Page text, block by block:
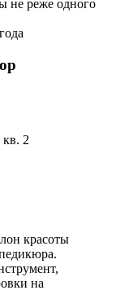
не реже одного
кв. 2
красоты
на